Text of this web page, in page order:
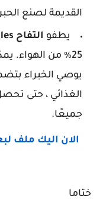
القديمة لصنع الحبر
يطفو التفاح
25٪ من الهواء.
يوصي الخبراء
الغذائي ، حتى
جميعًا.
الان اليك ملف
ختاما